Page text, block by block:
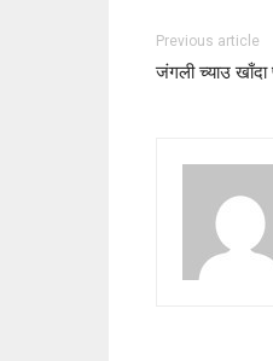
Previous article
जंगली च्याउ खाँदा